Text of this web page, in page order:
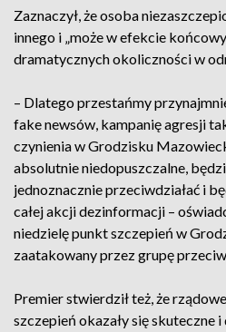
Zaznaczył, że osoba
innego i „może w efekcie
dramatycznych okoliczności w
– Dlatego przestańmy
fake newsów, kampanię agresji
czynienia w Grodzisku
absolutnie niedopuszczalne,
jednoznacznie przeciwdziałać i
całej akcji dezinformacji –
niedzielę punkt szczepień w
zaatakowany przez grupę
Premier stwierdził też, że
szczepień okazały się skuteczne